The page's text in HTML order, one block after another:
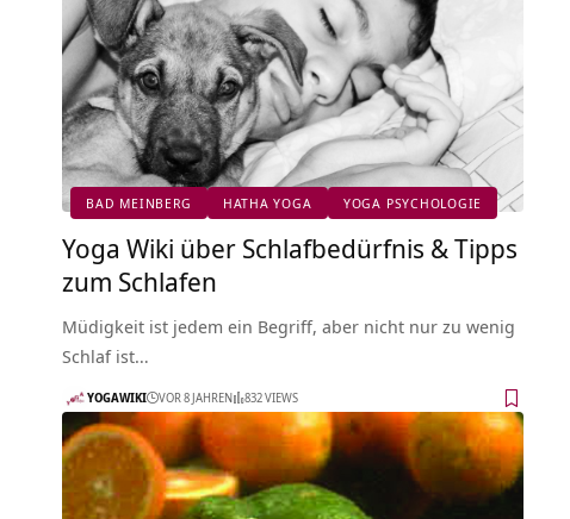
BAD MEINBERG HATHA YOGA YOGA PSYCHOLOGIE
Yoga Wiki über Schlafbedürfnis & Tipps
zum Schlafen
Müdigkeit ist jedem ein Begriff, aber nicht nur zu wenig
Schlaf ist…
YOGAWIKI VOR 8 JAHREN 832 VIEWS